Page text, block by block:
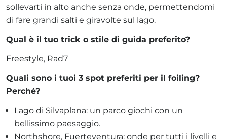
sollevarti in alto anche senza onde, permettendomi
di fare grandi salti e giravolte sul lago.
Qual è il tuo trick o stile di guida preferito?
Freestyle, Rad7
Quali sono i tuoi 3 spot preferiti per il foiling?
Perché?
Lago di Silvaplana: un parco giochi con un
bellissimo paesaggio.
Northshore, Fuerteventura: onde per tutti i livelli e